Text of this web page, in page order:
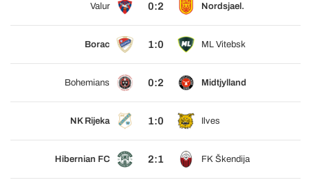
Valur 0:2 Nordsjael.
Borac 1:0 ML Vitebsk
Bohemians 0:2 Midtjylland
NK Rijeka 1:0 Ilves
Hibernian FC 2:1 FK Škendija